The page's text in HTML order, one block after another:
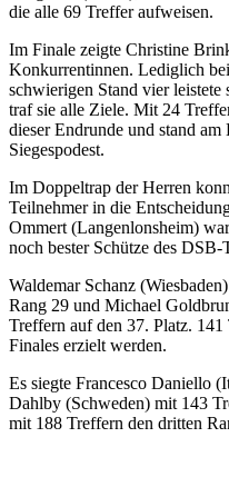
die alle 69 Treffer aufweisen.
Im Finale zeigte Christine
Konkurrentinnen. Lediglich
schwierigen Stand vier leistete
traf sie alle Ziele. Mit 24
dieser Endrunde und stand
Siegespodest.
Im Doppeltrap der Herren
Teilnehmer in die
Ommert (Langenlonsheim)
noch bester Schütze des DSB-
Waldemar Schanz
Rang 29 und Michael
Treffern auf den 37. Platz.
Finales erzielt werden.
Es siegte Francesco Daniello
Dahlby (Schweden) mit 143
mit 188 Treffern den dritten